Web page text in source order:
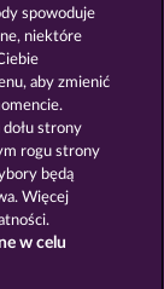
Facebook
spowoduje
niektóre
aby zmienić
strony
rogu strony
będą
Więcej
w celu